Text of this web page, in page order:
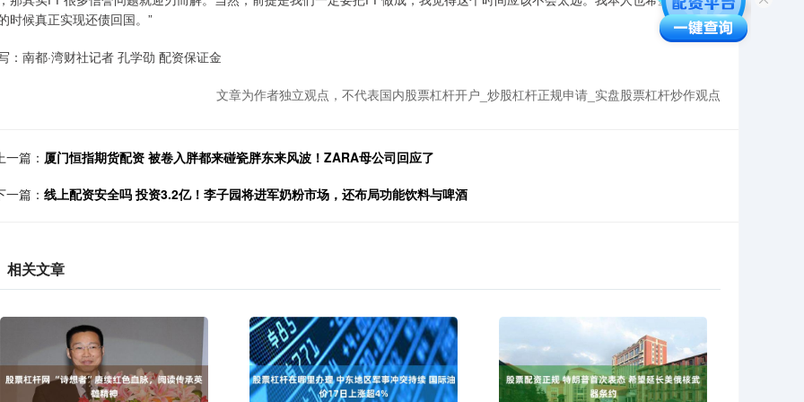
时候真正实现还债回国。”
：南都·湾财社记者 孔学劭 配资保证金
文章为作者独立观点，不代表国内股票杠杆开户_炒股杠杆正规申请_实盘股票杠杆炒作观点
一篇： 厦门恒指期货配资 被卷入胖都来碰瓷胖东来风波！ZARA母公司回应了
一篇： 线上配资安全吗 投资3.2亿！李子园将进军奶粉市场，还布局功能饮料与啤酒
相关文章